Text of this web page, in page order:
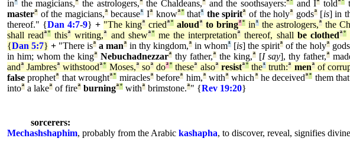
in¹ the magicians,ª the astrologers,ªthe Chaldeans,ª and the soothsayers:ª° and Iª toldª°
masterª of the magicians,ªbecause¹ Iª knowª°that¹ the spiritª of the holyª godsª[is] in
thereof." {Dan 4:7-9} + "The kingª criedª° aloudª to bring²° in¹ the astrologers,ª the
shall readª° thisª writing,ª and shewª°me the interpretationª thereof, shall be clothedª°
{Dan 5:7} + "There isª a manª in thy kingdom,ª in whom¹ [is] the spiritª of the holyª
in him; whom the kingª Nebuchadnezzarª thy father,ª the king,ª [I say], thy father,ª
andª Jambresª withstoodª° Moses,ª soª do²° theseª alsoª resistª°the¹ truth:ª menª of
false prophetª that wroughtª° miraclesªbeforeª him,ªwithª which ªhe deceivedª° them
intoª a lakeª of fireª burningª° withª brimstone.ª" {Rev 19:20}
sorcerers:
Mechashshaphim, probably from the Arabic kashapha, to discover, reveal, signifies